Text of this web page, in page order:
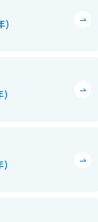
)
)
)